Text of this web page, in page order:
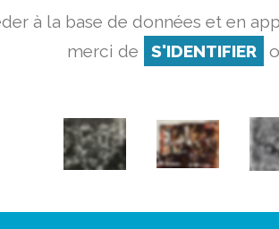
à la base de données et en
merci de
S'IDENTIFIER